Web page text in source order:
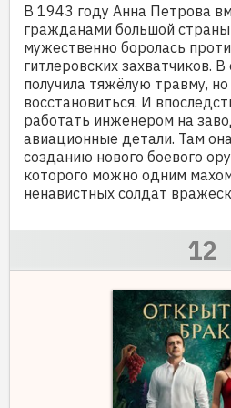
В 1943 году Анна Петрова
гражданами большой страны
мужественно боролась
гитлеровских захватчиков.
получила тяжёлую травму, но
восстановиться. И
работать инженером на
авиационные детали. Там
созданию нового боевого
которого можно одним
ненавистных солдат